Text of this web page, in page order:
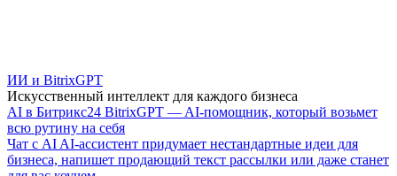
ИИ и BitrixGPT
Искусственный интеллект для каждого бизнеса
AI в Битрикс24 BitrixGPT — AI-помощник, который возьмет
всю рутину на себя
Чат с AI AI-ассистент придумает нестандартные идеи для
бизнеса, напишет продающий текст рассылки или даже станет